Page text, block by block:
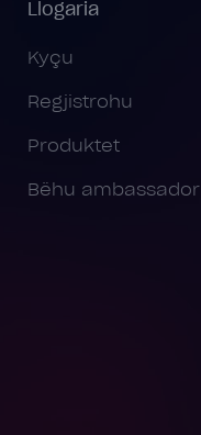
Llogaria
Kyçu
Regjistrohu
Produktet
Bëhu ambassador